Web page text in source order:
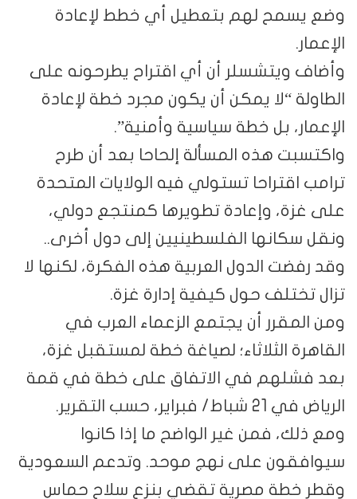
وضع يسمح لهم بتعطيل أي خطط لإعادة
الإعمار.
وأضاف ويتشسلر أن أي اقتراح يطرحونه على
الطاولة “لا يمكن أن يكون مجرد خطة لإعادة
الإعمار، بل خطة سياسية وأمنية”.
واكتسبت هذه المسألة إلحاحا بعد أن طرح
ترامب اقتراحا تستولي فيه الولايات المتحدة
على غزة، وإعادة تطويرها كمنتجع دولي،
ونقل سكانها الفلسطينيين إلى دول أخرى..
وقد رفضت الدول العربية هذه الفكرة، لكنها لا
تزال تختلف حول كيفية إدارة غزة.
ومن المقرر أن يجتمع الزعماء العرب في
القاهرة الثلاثاء؛ لصياغة خطة لمستقبل غزة،
بعد فشلهم في الاتفاق على خطة في قمة
الرياض في 21 شباط/ فبراير، حسب التقرير.
ومع ذلك، فمن غير الواضح ما إذا كانوا
سيوافقون على نهج موحد. وتدعم السعودية
وقطر خطة مصرية تقضي بنزع سلاح حماس